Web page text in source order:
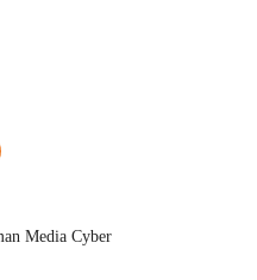
Media Cyber